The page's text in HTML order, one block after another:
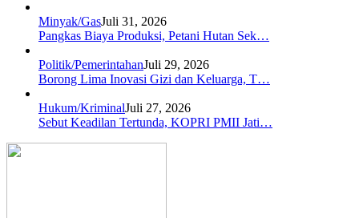
Minyak/GasJuli 31, 2026
Pangkas Biaya Produksi, Petani Hutan Sek…
Politik/PemerintahanJuli 29, 2026
Borong Lima Inovasi Gizi dan Keluarga, T…
Hukum/KriminalJuli 27, 2026
Sebut Keadilan Tertunda, KOPRI PMII Jati…